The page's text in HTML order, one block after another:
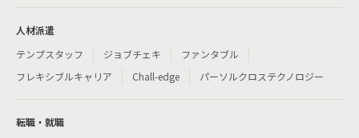
人材派遣
テンプスタッフ
ジョブチェキ
ファンタブル
フレキシブルキャリア
Chall-edge パーソルクロステクノロジー
転職・就職